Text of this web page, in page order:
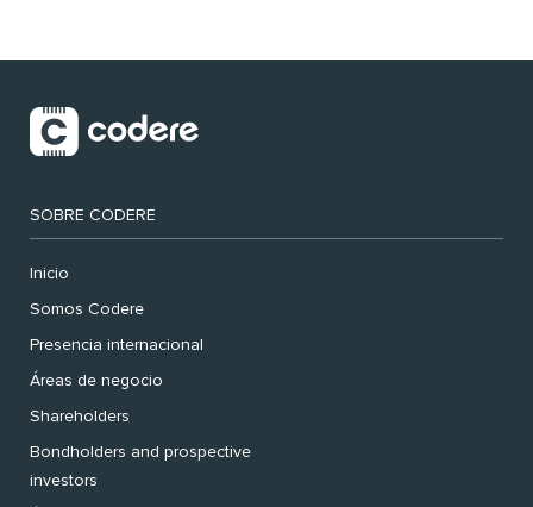
SOBRE CODERE
Inicio
Somos Codere
Presencia internacional
Áreas de negocio
Shareholders
Bondholders and prospective
investors